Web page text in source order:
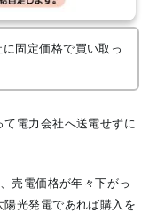
固定価格で買い取っ
電力会社へ送電せずに
売電価格が年々下がっ
光発電であれば購入を